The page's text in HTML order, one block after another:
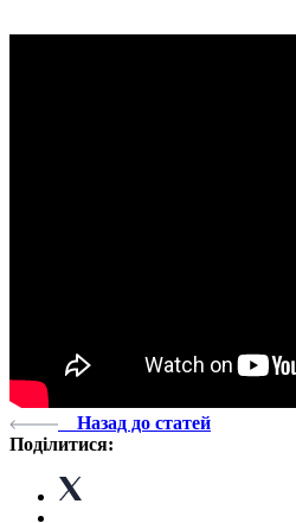
Назад до статей
Поділитися: